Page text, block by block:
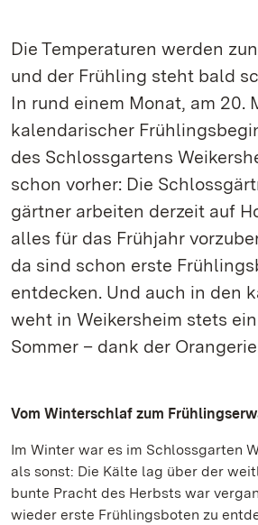
Die Temperaturen werden
und der Frühling steht bald
In rund einem Monat, am 20.
kalendarischer
des Schlossgartens
schon vorher: Die
gärtner arbeiten derzeit auf
alles für das Frühjahr
da sind schon erste
entdecken. Und auch in den
weht in Weikersheim stets
Sommer – dank der
Vom Winterschlaf zum
Im Winter war es im Schlossgarten
als sonst: Die Kälte lag über der
bunte Pracht des Herbsts war
wieder erste Frühlingsboten zu